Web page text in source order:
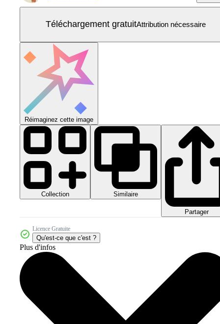
Téléchargement gratuitAttribution nécessaire
Réimaginez cette image
Collection Similaire
Partager
Licence Gratuite
Qu'est-ce que c'est ?
Plus d'infos